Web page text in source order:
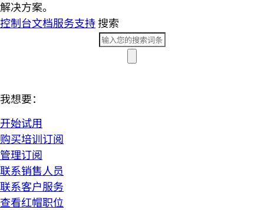
解决方案。
控制台文档服务支持搜索
我想要：
开始试用
购买培训订阅
管理订阅
联系销售人员
联系客户服务
查看红帽职位